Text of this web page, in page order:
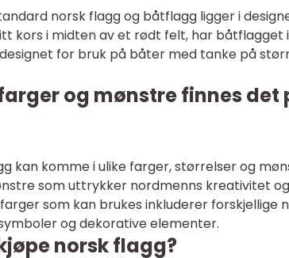
norsk flagg og båtflagg ligger i
kors i midten av et rødt felt, har båtflagget
for bruk på båter med tanke på
og mønstre finnes det
kan komme i ulike farger, størrelser og
som uttrykker nordmenns kreativitet
som kan brukes inkluderer forskjellige
og dekorative elementer.
norsk flagg?